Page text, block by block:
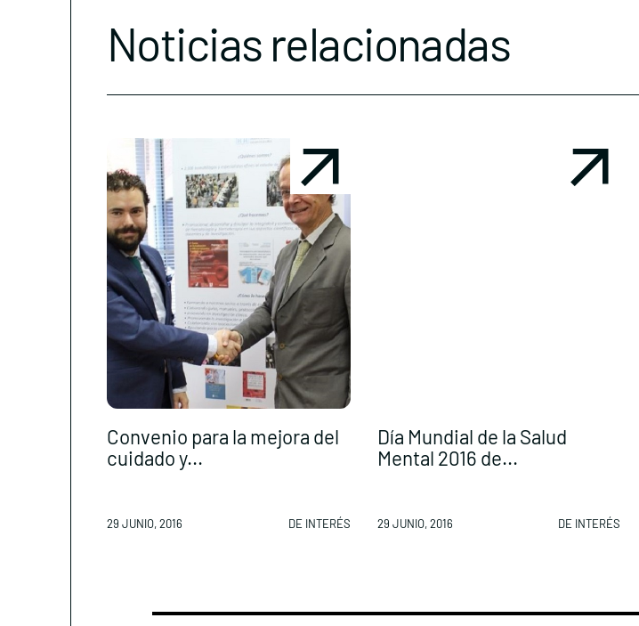
Noticias relacionadas
Convenio para la mejora del
cuidado y...
29 JUNIO, 2016 DE INTERÉS
Día Mundial de la Salud
Mental 2016 de...
29 JUNIO, 2016 DE INTERÉS